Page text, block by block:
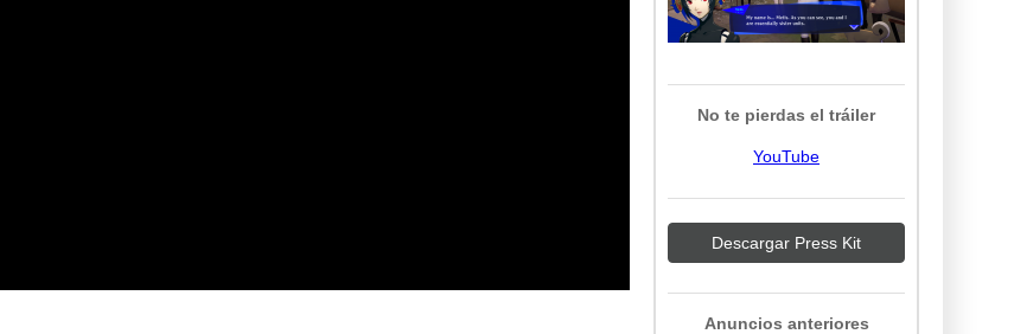
No te pierdas el tráiler
YouTube
Descargar Press Kit
Anuncios anteriores